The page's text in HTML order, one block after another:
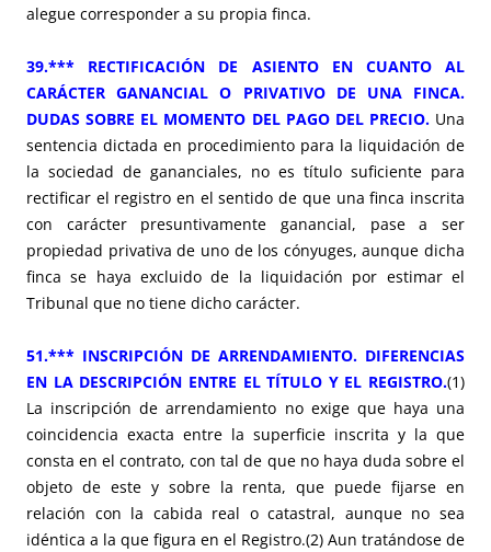
alegue corresponder a su propia finca.
39.*** RECTIFICACIÓN DE ASIENTO EN CUANTO AL
CARÁCTER GANANCIAL O PRIVATIVO DE UNA FINCA.
DUDAS SOBRE EL MOMENTO DEL PAGO DEL PRECIO. Una
sentencia dictada en procedimiento para la liquidación de
la sociedad de gananciales, no es título suficiente para
rectificar el registro en el sentido de que una finca inscrita
con carácter presuntivamente ganancial, pase a ser
propiedad privativa de uno de los cónyuges, aunque dicha
finca se haya excluido de la liquidación por estimar el
Tribunal que no tiene dicho carácter.
51.*** INSCRIPCIÓN DE ARRENDAMIENTO. DIFERENCIAS
EN LA DESCRIPCIÓN ENTRE EL TÍTULO Y EL REGISTRO.(1)
La inscripción de arrendamiento no exige que haya una
coincidencia exacta entre la superficie inscrita y la que
consta en el contrato, con tal de que no haya duda sobre el
objeto de este y sobre la renta, que puede fijarse en
relación con la cabida real o catastral, aunque no sea
idéntica a la que figura en el Registro.(2) Aun tratándose de